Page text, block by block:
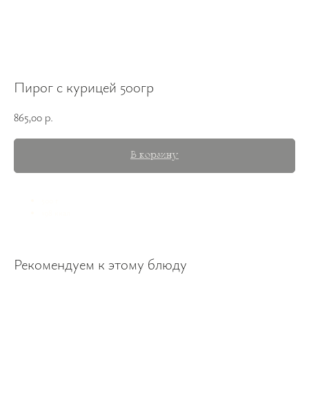
Пирог с курицей 500гр
865,00 р.
В корзину
Рекомендуем к этому блюду